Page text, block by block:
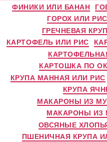
ФИНИКИ ИЛИ БАНАН
ГОРОХ ИЛИ РИС
ГРЕЧНЕВАЯ
КАРТОФЕЛЬ ИЛИ РИС
КАРТОШКА ПО
КРУПА МАННАЯ ИЛИ РИС
КРУПА
МАКАРОНЫ ИЗ
МАКАРОНЫ ИЗ
ОВСЯНЫЕ
ПШЕНИЧНАЯ КРУПА